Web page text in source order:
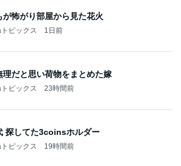
が怖がり部屋から見た花火
ピックス 1日前
理だと思い荷物をまとめた嫁
ピックス 23時間前
探してた3coinsホルダー
ピックス 19時間前